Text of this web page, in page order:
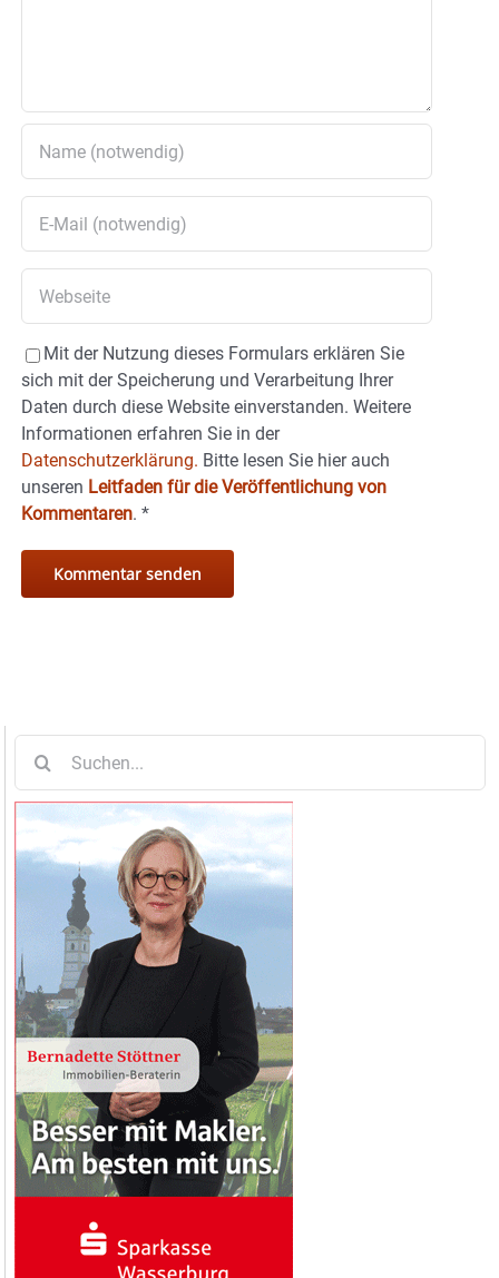
Mit der Nutzung dieses Formulars erklären Sie
sich mit der Speicherung und Verarbeitung Ihrer
Daten durch diese Website einverstanden. Weitere
Informationen erfahren Sie in der
Datenschutzerklärung. Bitte lesen Sie hier auch
unseren Leitfaden für die Veröffentlichung von
Kommentaren. *
nach: